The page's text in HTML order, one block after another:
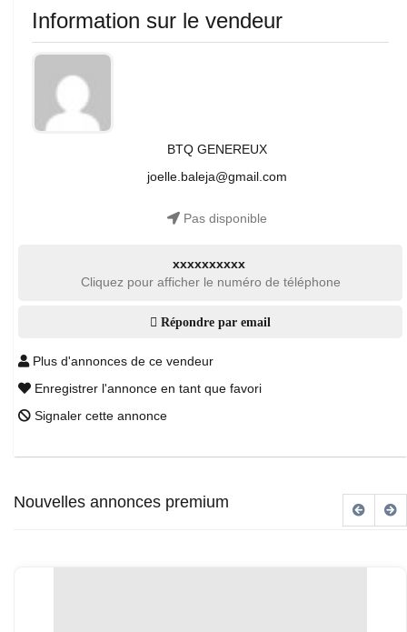
Information sur le vendeur
BTQ GENEREUX
joelle.baleja@gmail.com
Pas disponible
xxxxxxxxxx
Cliquez pour afficher le numéro de téléphone
Répondre par email
Plus d'annonces de ce vendeur
Enregistrer l'annonce en tant que favori
Signaler cette annonce
Nouvelles annonces premium